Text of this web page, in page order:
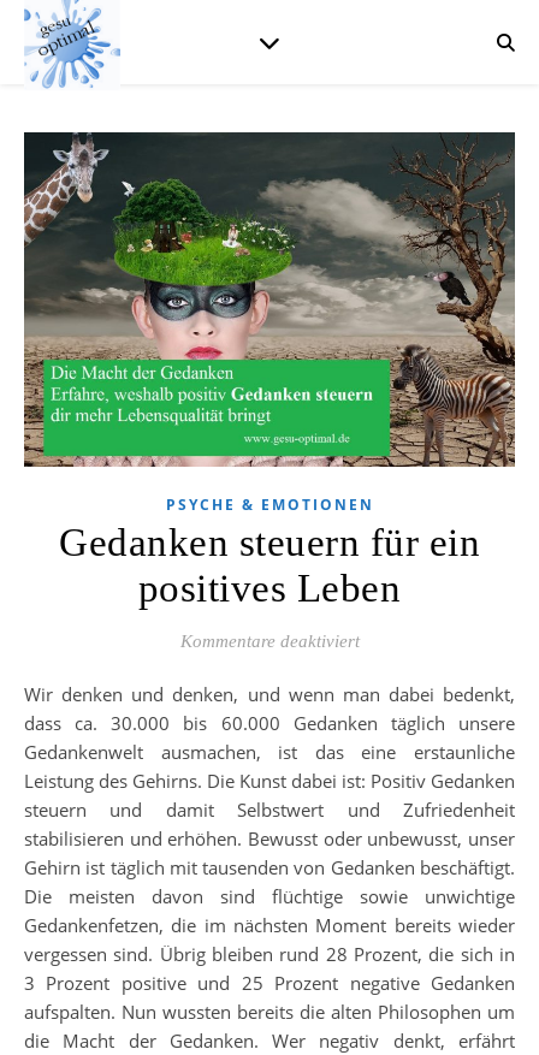
PSYCHE & EMOTIONEN
Gedanken steuern für ein
positives Leben
Kommentare deaktiviertfür Gedanken steuern
Wir denken und denken, und wenn man dabei bedenkt,
dass ca. 30.000 bis 60.000 Gedanken täglich unsere
Gedankenwelt ausmachen, ist das eine erstaunliche
Leistung des Gehirns. Die Kunst dabei ist: Positiv Gedanken
steuern und damit Selbstwert und Zufriedenheit
stabilisieren und erhöhen. Bewusst oder unbewusst, unser
Gehirn ist täglich mit tausenden von Gedanken beschäftigt.
Die meisten davon sind flüchtige sowie unwichtige
Gedankenfetzen, die im nächsten Moment bereits wieder
vergessen sind. Übrig bleiben rund 28 Prozent, die sich in
3 Prozent positive und 25 Prozent negative Gedanken
aufspalten. Nun wussten bereits die alten Philosophen um
die Macht der Gedanken. Wer negativ denkt, erfährt